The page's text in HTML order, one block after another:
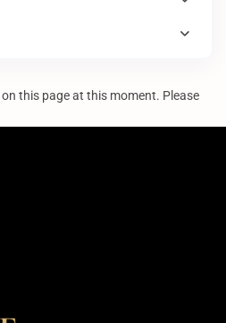
this page at this moment. Please